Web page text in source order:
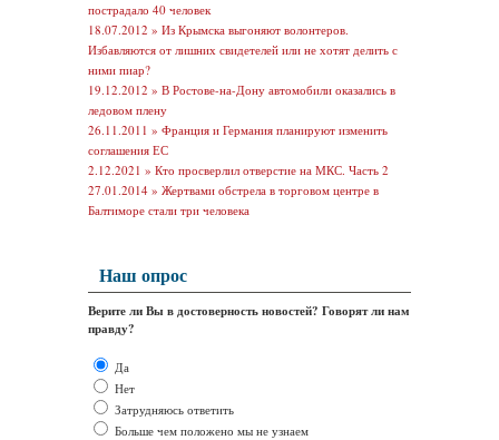
пострадало 40 человек
18.07.2012 » Из Крымска выгоняют волонтеров.
Избавляются от лишних свидетелей или не хотят делить с
ними пиар?
19.12.2012 » В Ростове-на-Дону автомобили оказались в
ледовом плену
26.11.2011 » Франция и Германия планируют изменить
соглашения ЕС
2.12.2021 » Кто просверлил отверстие на МКС. Часть 2
27.01.2014 » Жертвами обстрела в торговом центре в
Балтиморе стали три человека
Наш опрос
Верите ли Вы в достоверность новостей? Говорят ли нам
правду?
Да
Нет
Затрудняюсь ответить
Больше чем положено мы не узнаем